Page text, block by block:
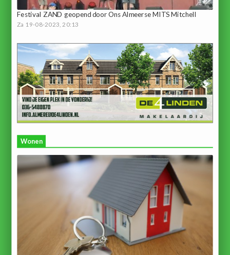
Festival ZAND geopend door Ons Almeerse MITS Mitchell
Za 19-08-2023, 20:13
Wonen